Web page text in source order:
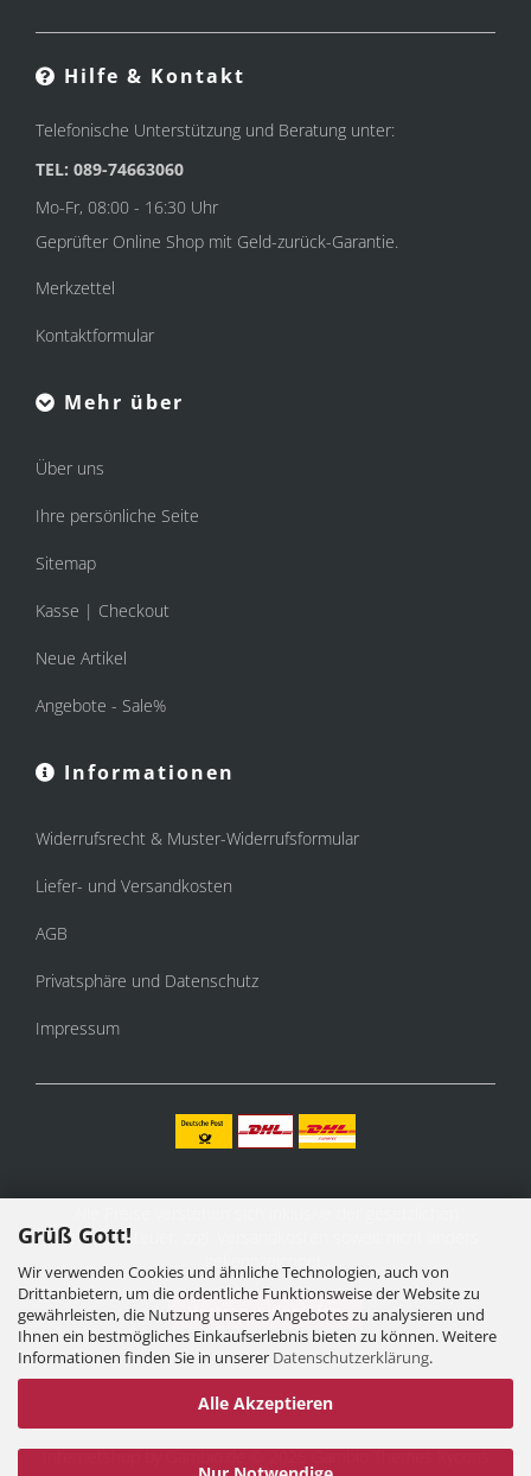
Grüß Gott!
Wir verwenden Cookies und ähnliche Technologien, auch von
Drittanbietern, um die ordentliche Funktionsweise der Website zu
gewährleisten, die Nutzung unseres Angebotes zu analysieren und
Ihnen ein bestmögliches Einkaufserlebnis bieten zu können. Weitere
Informationen finden Sie in unserer Datenschutzerklärung.
Alle Akzeptieren
Hilfe & Kontakt
Telefonische Unterstützung und Beratung unter:
TEL: 089-74663060
Mo-Fr, 08:00 - 16:30 Uhr
Geprüfter Online Shop mit Geld-zurück-Garantie.
Merkzettel
Kontaktformular
Mehr über
Über uns
Ihre persönliche Seite
Sitemap
Kasse | Checkout
Neue Artikel
Angebote - Sale%
Informationen
Widerrufsrecht & Muster-Widerrufsformular
Liefer- und Versandkosten
AGB
Privatsphäre und Datenschutz
Impressum
Mehrwertsteuer, zzgl.
gekennzeichnet.
Vertrag widerrufen
Internetshopby Gambio.de © 2025 Gambio ThemesXycons